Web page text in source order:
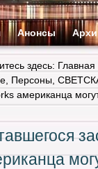
Анонсы
здесь: Главная
Персоны
американца